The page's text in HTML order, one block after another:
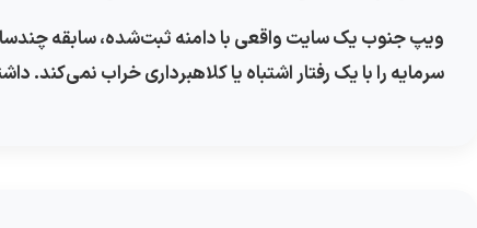
ویپ جنوب یک سایت واقعی با دامنه ثبت‌شده، سابقه
سرمایه را با یک رفتار اشتباه یا کلاهبرداری خراب